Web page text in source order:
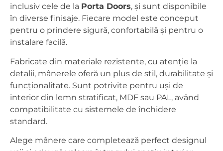
inclusiv cele de la Porta Doors, și sunt disponibile
în diverse finisaje. Fiecare model este conceput
pentru o prindere sigură, confortabilă și pentru o
instalare facilă.
Fabricate din materiale rezistente, cu atenție la
detalii, mânerele oferă un plus de stil, durabilitate și
funcționalitate. Sunt potrivite pentru uși de
interior din lemn stratificat, MDF sau PAL, având
compatibilitate cu sistemele de închidere
standard.
Alege mânere care completează perfect designul